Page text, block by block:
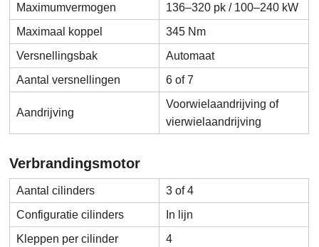
Maximumvermogen
136–320 pk / 100–240 kW
Maximaal koppel
345 Nm
Versnellingsbak
Automaat
Aantal versnellingen
6 of 7
Aandrijving
Voorwielaandrijving of
vierwielaandrijving
Verbrandingsmotor
Aantal cilinders
3 of 4
Configuratie cilinders
In lijn
Kleppen per cilinder
4